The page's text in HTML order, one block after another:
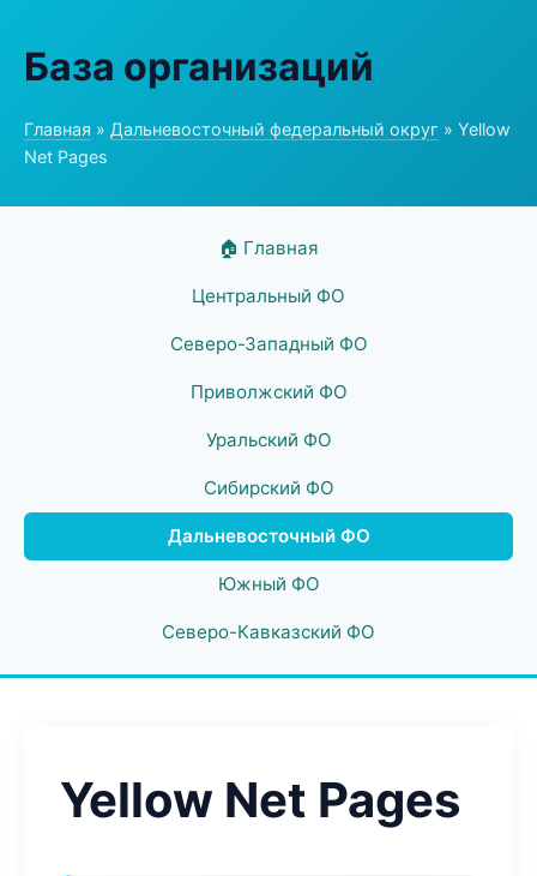
База организаций
Главная » Дальневосточный федеральный округ » Yellow
Net Pages
🏠 Главная
Центральный ФО
Северо-Западный ФО
Приволжский ФО
Уральский ФО
Сибирский ФО
Дальневосточный ФО
Южный ФО
Северо-Кавказский ФО
Yellow Net Pages